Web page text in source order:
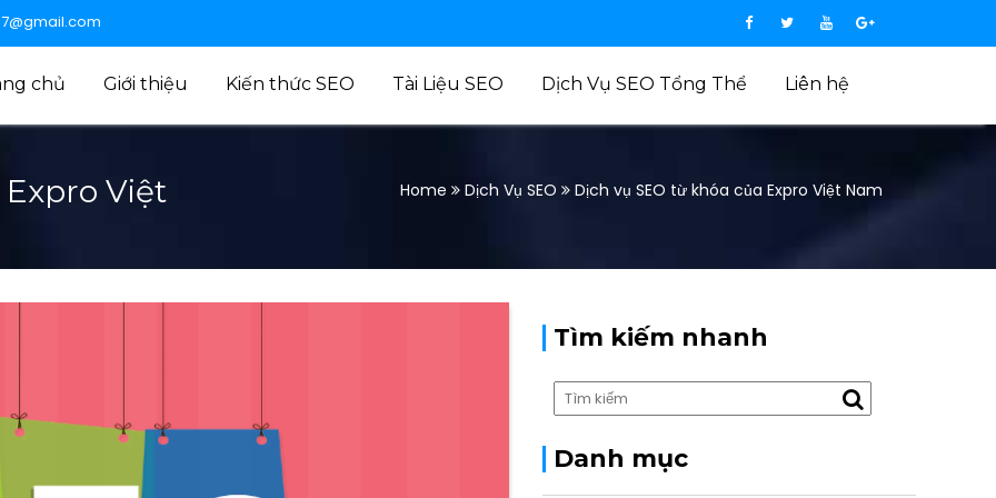
chủ Giới thiệu Kiến thức SEO Tài Liệu SEO Dịch Vụ SEO Tổng Thể Liên hệ
Việt
Home Dịch Vụ SEO Dịch vụ SEO từ khóa của Expro Việt Nam
Tìm kiếm nhanh
Danh mục